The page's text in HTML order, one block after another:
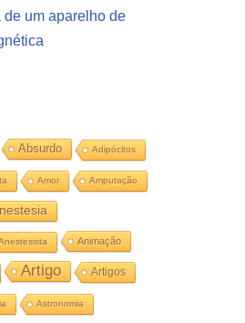
um aparelho de
Absurdo Adipócitos
Amor Amputação
Animação
Artigo Artigos
Astronomia